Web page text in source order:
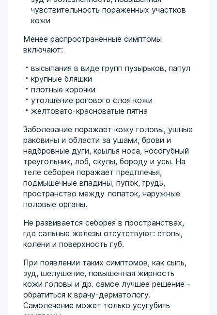
чувствительность пораженных участков
кожи
Менее распространенные симптомы
включают:
высыпания в виде групп пузырьков, папул
крупные бляшки
плотные корочки
утолщение рогового слоя кожи
желтовато-красноватые пятна
Заболевание поражает кожу головы, ушные
раковины и области за ушами, брови и
надбровные дуги, крылья носа, носогубный
треугольник, лоб, скулы, бороду и усы. На
теле себорея поражает предплечья,
подмышечные впадины, пупок, грудь,
пространство между лопаток, наружные
половые органы.
Не развивается себорея в пространствах,
где сальные железы отсутствуют: стопы,
колени и поверхность губ.
При появлении таких симптомов, как сыпь,
зуд, шелушение, повышенная жирность
кожи головы и др. самое лучшее решение -
обратиться к врачу-дерматологу.
Самолечение может только усугубить